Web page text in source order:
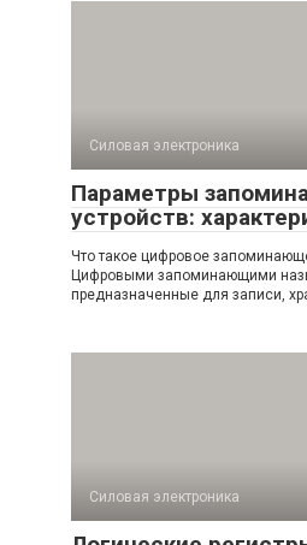
Силовая электроника
Параметры
устройств:
Что такое цифровое
Цифровыми запоминающими
предназначенные для записи,
Силовая электроника